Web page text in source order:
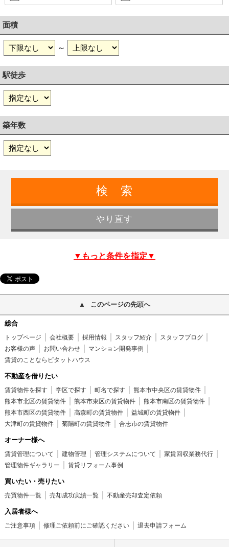
面積
～
駅徒歩
築年数
▼もっと条件を指定▼
このページの先頭へ
総合
トップページ 会社概要 採用情報 スタッフ紹介
スタッフブログ
お客様の声
お問い合わせ
マンション開発事例
賃貸のことならピタットハウス
不動産を借りたい
賃貸物件を探す 学区で探す 町名で探す
熊本市中央区の賃貸物件
熊本市北区の賃貸物件
熊本市東区の賃貸物件
熊本市南区の賃貸物件
熊本市西区の賃貸物件
高森町の賃貸物件
益城町の賃貸物件
大津町の賃貸物件
菊陽町の賃貸物件 合志市の賃貸物件
オーナー様へ
賃貸管理について 建物管理 管理システムについて
家賃回収業務代行
管理物件ギャラリー
賃貸リフォーム事例
買いたい・売りたい
売買物件一覧 売却成功実績一覧 不動産売却査定依頼
入居者様へ
ご注意事項 修理ご依頼前にご確認ください 退去申請フォーム